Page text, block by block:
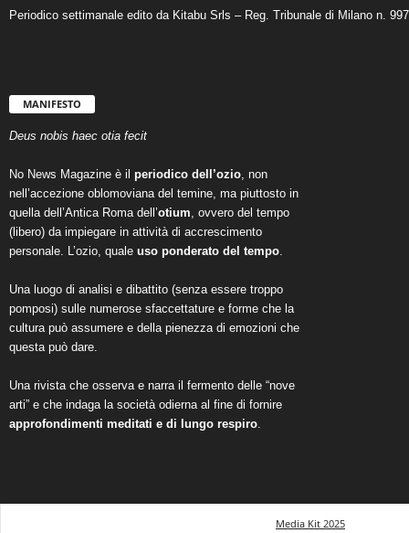
Periodico settimanale edito da Kitabu Srls – Reg. Tribunale di Milano n.
MANIFESTO
Deus nobis haec otia fecit
No News Magazine è il periodico dell’ozio, non
nell’accezione oblomoviana del temine, ma piuttosto in
quella dell’Antica Roma dell’otium, ovvero del tempo
(libero) da impiegare in attività di accrescimento
personale. L’ozio, quale uso ponderato del tempo.
Una luogo di analisi e dibattito (senza essere troppo
pomposi) sulle numerose sfaccettature e forme che la
cultura può assumere e della pienezza di emozioni che
questa può dare.
Una rivista che osserva e narra il fermento delle “nove
arti” e che indaga la società odierna al fine di fornire
approfondimenti meditati e di lungo respiro.
Media Kit 2025